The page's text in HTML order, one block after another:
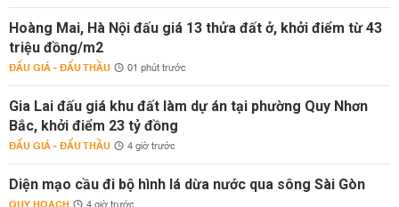
Hoàng Mai, Hà Nội đấu giá 13 thửa đất ở, khởi điểm từ 43
triệu đồng/m2
ĐẤU GIÁ - ĐẤU THẦU 01 phút trước
Gia Lai đấu giá khu đất làm dự án tại phường Quy Nhơn
Bắc, khởi điểm 23 tỷ đồng
ĐẤU GIÁ - ĐẤU THẦU 4 giờ trước
Diện mạo cầu đi bộ hình lá dừa nước qua sông Sài Gòn